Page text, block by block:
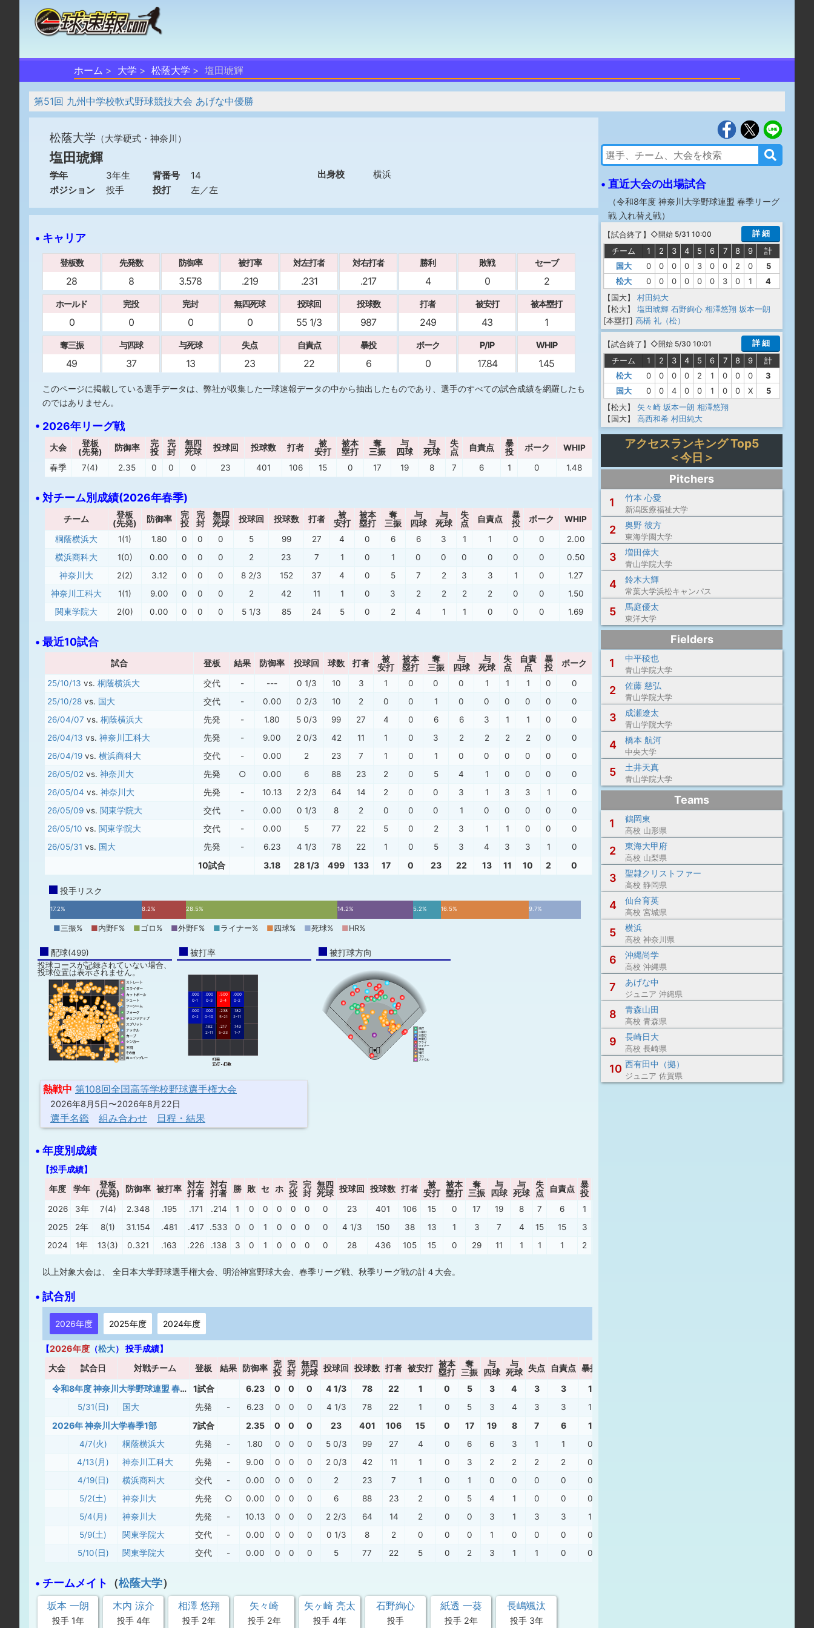
ホーム 大学 松蔭大学 塩田琥輝
第51回 九州中学校軟式野球競技大会 あげな中優勝
松蔭大学 （大学硬式・神奈川）
塩田琥輝
学年 3年生 背番号
14
ポジション
投手 投打 左／左
出身校 横浜
• キャリア
登板数
28
先発数
8
防御率
3.578
被打率
.219
対左打者
.231
対右打者
.217
勝利
4
敗戦
0
セーブ
2
ホールド
0
完投
0
完封
0
無四死球
0
投球回
55 1/3
投球数
987
打者
249
被安打
43
被本塁打
1
奪三振
49
与四球
37
与死球
13
失点
23
自責点
22
暴投
6
ボーク
0
P/IP
17.84
WHIP
1.45
このページに掲載している選手データは、弊社が収集した一球速報データの中から抽出したものであり、選手のすべての試合成績を網羅したも
のではありません。
• 2026年リーグ戦
大会
登板
(先発)
防御率
完
投
完
封
無四
死球
投球回 投球数 打者
被
安打
被本
塁打
奪
三振
与
四球
与
死球
失
点
自責点
暴
投
ボーク WHIP
春季 7(4) 2.35 0 0 0 23 401 106 15 0 17 19 8 7 6 1 0 1.48
• 対チーム別成績(2026年春季)
チーム
登板
(先発)
防御率
完
投
完
封
無四
死球
投球回 投球数 打者
被
安打
被本
塁打
奪
三振
与
四球
与
死球
失
点
自責点
暴
投
ボーク WHIP
桐蔭横浜大 1(1) 1.80 0 0 0 5 99 27 4 0 6 6 3 1 1 0 0
2.00
横浜商科大
1(0) 0.00 0 0 0 2 23 7 1 0 1 0 0 0 0 0 0
0.50
神奈川大
2(2) 3.12 0 0 0 8 2/3 152 37 4 0 5 7 2 3 3 1 0
1.27
神奈川工科大
1(1) 9.00 0 0 0 2 42 11 1 0 3 2 2 2 2 0 0
1.50
関東学院大
2(0) 0.00 0 0 0 5 1/3 85 24 5 0 2 4 1 1 0 0 0 1.69
• 最近10試合
試合 登板 結果 防御率 投球回 球数 打者
被
安打
被本
塁打
奪
三振
与
四球
与
死球
失
点
自責
点
暴
投
ボーク
25/10/13 vs. 桐蔭横浜大 交代 - --- 0 1/3 10 3 1 0 0 0 1 1 1 0
0
25/10/28 vs. 国大 交代 - 0.00 0 2/3 10 2 0 0 1 0 0 0 0 0
0
26/04/07 vs. 桐蔭横浜大 先発 - 1.80 5 0/3 99 27 4 0 6 6 3 1 1 0
0
26/04/13 vs. 神奈川工科大 先発 - 9.00 2 0/3 42 11 1 0 3 2 2 2 2 0
0
26/04/19 vs. 横浜商科大 交代 - 0.00 2 23 7 1 0 1 0 0 0 0 0
0
26/05/02 vs. 神奈川大 先発 ○ 0.00 6 88 23 2 0 5 4 1 0 0 0
0
26/05/04 vs. 神奈川大 先発 - 10.13 2 2/3 64 14 2 0 0 3 1 3 3 1
0
26/05/09 vs. 関東学院大 交代 - 0.00 0 1/3 8 2 0 0 0 1 0 0 0 0
0
26/05/10 vs. 関東学院大 交代 - 0.00 5 77 22 5 0 2 3 1 1 0 0
0
26/05/31 vs. 国大 先発 - 6.23 4 1/3 78 22 1 0 5 3 4 3 3 1 0
10試合 3.18 28 1/3 499 133 17 0 23 22 13 11 10 2 0
投手リスク
17.2% 8.2% 28.5% 14.2% 5.2% 16.5% 9.7%
■三振% ■内野F% ■ゴロ% ■外野F% ■ライナー% ■ 四球% ■死球% ■HR%
配球(499)
投球コースが記録されていない場合、
投球位置は表示されません。
被打率
.000
0-1
.000
0-3
.500
2-4
.000
0-2
.000
0-2
.000
0-10
.238
5-21
.182
2-11
.182
2-11
.217
5-23
.143
1-7
被打球方向
熱戦中 第108回全国高等学校野球選手権大会
2026年8月5日〜2026年8月22日
選手名鑑 組み合わせ 日程・結果
• 年度別成績
【投手成績】
年度 学年
登板
(先発)
防御率 被打率 対左
打者
対右
打者
勝 敗 セ ホ
完
投
完
封
無四
死球 投球回 投球数 打者
被
安打
被本
塁打
奪
三振
与
四球
与
死球
失
点
自責点 暴
投
2026 3年 7(4) 2.348 .195 .171 .214 1 0 0 0 0 0 0 23 401 106 15 0 17 19 8 7 6 1
2025
2年 8(1) 31.154 .481 .417 .533 0 0 1 0 0 0 0 4 1/3 150 38 13 1 3 7 4 15 15 3
2024
1年 13(3) 0.321 .163 .226 .138 3 0 1 0 0 0 0 28 436 105 15 0 29 11 1 1 1 2
以上対象大会は、 全日本大学野球選手権大会、明治神宮野球大会、春季リーグ戦、秋季リーグ戦の計４大会。
• 試合別
2026年度 2025年度 2024年度
【2026年度 （松大） 投手成績】
大会 試合日 対戦チーム 登板 結果 防御率
完
投
完
封
無四
死球 投球回 投球数 打者 被安打 被本
塁打
奪
三振
与
四球
与
死球
失点 自責点 暴投
令和8年度 神奈川大学野球連盟 春季リーグ戦 入れ替え戦 1試合 6.23 0 0 0 4 1/3 78 22 1 0 5 3 4 3 3 1
5/31(日) 国大 先発 - 6.23 0 0 0 4 1/3 78 22 1 0 5 3 4 3 3 1
2026年 神奈川大学春季1部 7試合 2.35 0 0 0 23 401 106 15 0 17 19 8 7 6 1
4/7(火) 桐蔭横浜大 先発 - 1.80 0 0 0 5 0/3 99 27 4 0 6 6 3 1 1 0
4/13(月)
神奈川工科大 先発 - 9.00 0 0 0 2 0/3 42 11 1 0 3 2 2 2 2 0
4/19(日)
横浜商科大 交代 - 0.00 0 0 0 2 23 7 1 0 1 0 0 0 0 0
5/2(土)
神奈川大 先発 ○ 0.00 0 0 0 6 88 23 2 0 5 4 1 0 0 0
5/4(月)
神奈川大 先発 - 10.13 0 0 0 2 2/3 64 14 2 0 0 3 1 3 3 1
5/9(土)
関東学院大 交代 - 0.00 0 0 0 0 1/3 8 2 0 0 0 1 0 0 0 0
5/10(日)
関東学院大 交代 - 0.00 0 0 0 5 77 22 5 0 2 3 1 1 0 0
• チームメイト （松蔭大学）
坂本 一朗
投手 1年
木内 涼介
投手 4年
相澤 悠翔
投手 2年
矢々崎
投手 2年
矢ヶ崎 亮太
投手 4年
石野絢心
投手
紙透 一葵
投手 2年
長嶋颯汰
投手 3年
• 直近大会の出場試合
（令和8年度 神奈川大学野球連盟 春季リーグ
戦 入れ替え戦）
【試合終了 】 ◇開始 5/31 10:00
詳 細
チーム
1 2 3 4 5 6 7 8 9
計
国大
0 0 0 0 3 0 0 2 0
5
松大
0 0 0 0 0 0 3 0 1
4
【国大】
村田純大
【松大】
塩田琥輝 石野絢心 相澤悠翔 坂本一朗
[本塁打] 高橋 礼（松）
【試合終了 】 ◇開始 5/30 10:01
詳 細
チーム
1 2 3 4 5 6 7 8 9
計
松大
0 0 0 0 2 1 0 0 0
3
国大
0 0 4 0 0 1 0 0 X
5
【松大】
矢々崎 坂本一朗 相澤悠翔
【国大】
高西和希 村田純大
アクセスランキング Top5
＜今日＞
Pitchers
1
竹本 心愛
新潟医療福祉大学
2 奥野 彼方
東海学園大学
3 増田倖大
青山学院大学
4 鈴木大輝
常葉大学浜松キャンパス
5 馬庭優太
東洋大学
Fielders
1
中平稜也
青山学院大学
2 佐藤 慈弘
青山学院大学
3 成瀬遼太
青山学院大学
4 橋本 航河
中央大学
5 土井天真
青山学院大学
Teams
1
鶴岡東
高校 山形県
2 東海大甲府
高校 山梨県
3 聖隷クリストファー
高校 静岡県
4 仙台育英
高校 宮城県
5 横浜
高校 神奈川県
6 沖縄尚学
高校 沖縄県
7 あげな中
ジュニア 沖縄県
8 青森山田
高校 青森県
9 長崎日大
高校 長崎県
10 西有田中（拠）
ジュニア 佐賀県